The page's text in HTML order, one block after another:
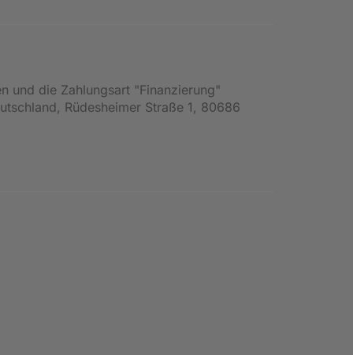
und die Zahlungsart "Finanzierung"
Rüdesheimer Straße 1, 80686